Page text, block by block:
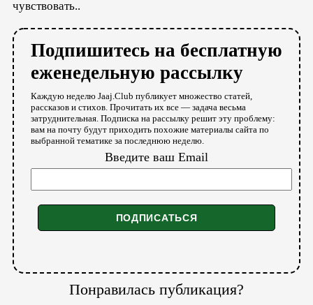
чувствовать..
Подпишитесь на бесплатную
еженедельную рассылку
Каждую неделю Jaaj.Club публикует множество статей,
рассказов и стихов. Прочитать их все — задача весьма
затруднительная. Подписка на рассылку решит эту проблему:
вам на почту будут приходить похожие материалы сайта по
выбранной тематике за последнюю неделю.
Введите ваш Email
Понравилась публикация?